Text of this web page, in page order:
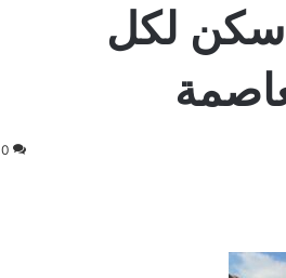
«سكن لكل
0